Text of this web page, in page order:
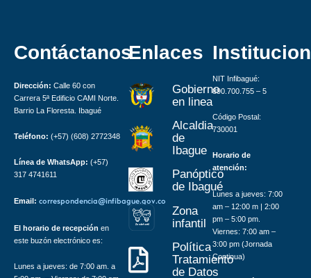
Contáctanos
Dirección: Calle 60 con
Carrera 5ª Edificio CAMI Norte.
Barrio La Floresta. Ibagué
Teléfono: (+57) (608) 2772348
Línea de WhatsApp: (+57)
317 4741611
Email: correspondencia@infibague.gov.co
El horario de recepción en
este buzón electrónico es:
Lunes a jueves: de 7:00 am. a
Enlaces
Gobierno
en linea
Alcaldia
de
Ibague
Panóptico
de Ibagué
ZonaInf antil
Zona
infantil
Política
Tratamiento
de Datos
NIT Infibagué:
890.700.755 – 5
Código Postal:
730001
Horario de
atención:
Lunes a jueves: 7:00
am – 12:00 m | 2:00
pm – 5:00 pm.
Viernes: 7:00 am –
3:00 pm (Jornada
Continua)